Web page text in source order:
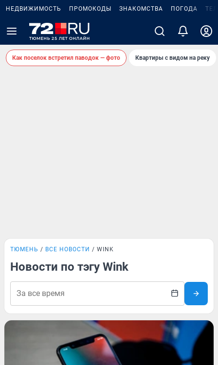
НЕДВИЖИМОСТЬ ПРОМОКОДЫ ЗНАКОМСТВА ПОГОДА
Как поселок встретил паводок — фото Квартиры с видом на реку
ТЮМЕНЬ ВСЕ НОВОСТИ WINK
Новости по тэгу Wink